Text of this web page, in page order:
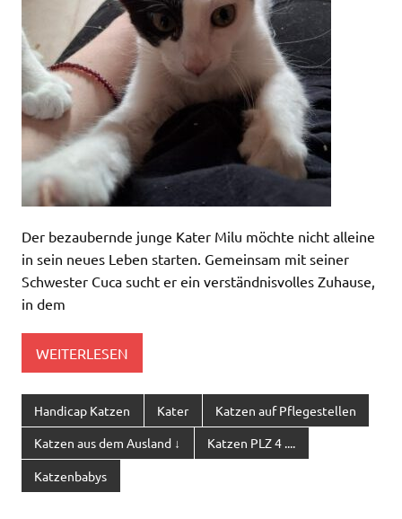
Der bezaubernde junge Kater Milu möchte nicht alleine
in sein neues Leben starten. Gemeinsam mit seiner
Schwester Cuca sucht er ein verständnisvolles Zuhause,
in dem
WEITERLESEN
Handicap Katzen Kater Katzen auf Pflegestellen
Katzen aus dem Ausland ↓ Katzen PLZ 4 ....
Katzenbabys